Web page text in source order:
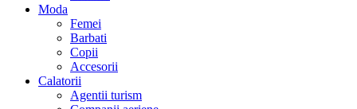
Moda
Femei
Barbati
Copii
Accesorii
Calatorii
Agentii turism